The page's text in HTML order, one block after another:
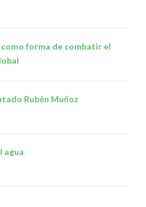
forma de combatir el
Rubén Muñoz
agua